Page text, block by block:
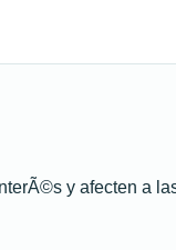
y afecten a